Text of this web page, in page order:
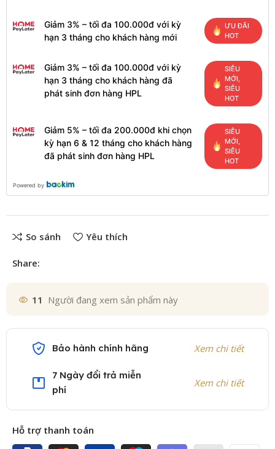
Giảm 3% – tối đa 100.000đ với kỳ
hạn 3 tháng cho khách hàng mới
ƯU ĐÃI
HOT
Giảm 3% – tối đa 100.000đ với kỳ
hạn 3 tháng cho khách hàng đã
phát sinh đơn hàng HPL
SIÊU
MỚI,
SIÊU
HOT
Giảm 5% – tối đa 200.000đ khi chọn
kỳ hạn 6 & 12 tháng cho khách hàng
đã phát sinh đơn hàng HPL
SIÊU
MỚI,
SIÊU
HOT
Powered by
So sánh Yêu thích
Share:
11 Người đang xem sản phẩm này
Bảo hành chính hãng Xem chi tiết
7 Ngày đổi trả miễn
phí
Xem chi tiết
Hỗ trợ thanh toán